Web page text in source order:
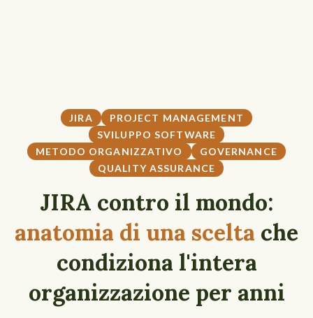
JIRA
PROJECT MANAGEMENT
SVILUPPO SOFTWARE
METODO ORGANIZZATIVO
GOVERNANCE
QUALITY ASSURANCE
JIRA contro il mondo:
anatomia di una scelta che
condiziona l'intera
organizzazione per anni